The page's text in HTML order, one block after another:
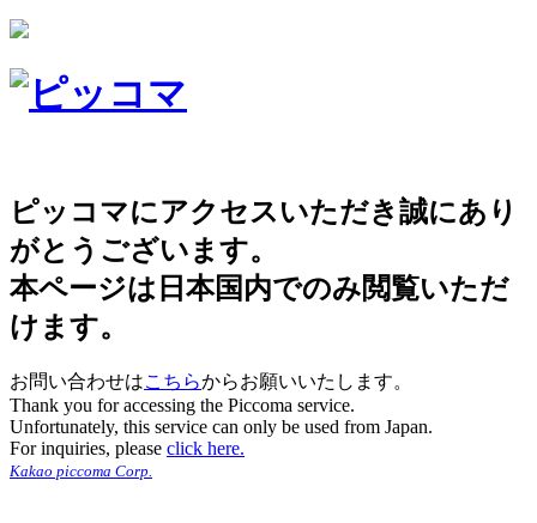
ピッコマにアクセスいただき誠にあり
がとうございます。
本ページは日本国内でのみ閲覧いただ
けます。
お問い合わせはこちらからお願いいたします。
Thank you for accessing the Piccoma service.
Unfortunately, this service can only be used from Japan.
For inquiries, please click here.
Kakao piccoma Corp.